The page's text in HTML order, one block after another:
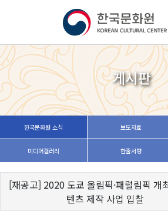
게시판
한국문화원 소식 보도자료
미디어갤러리 한줄서평
[재공고] 2020 도쿄 올림픽·패럴림픽 개
텐츠 제작 사업 입찰